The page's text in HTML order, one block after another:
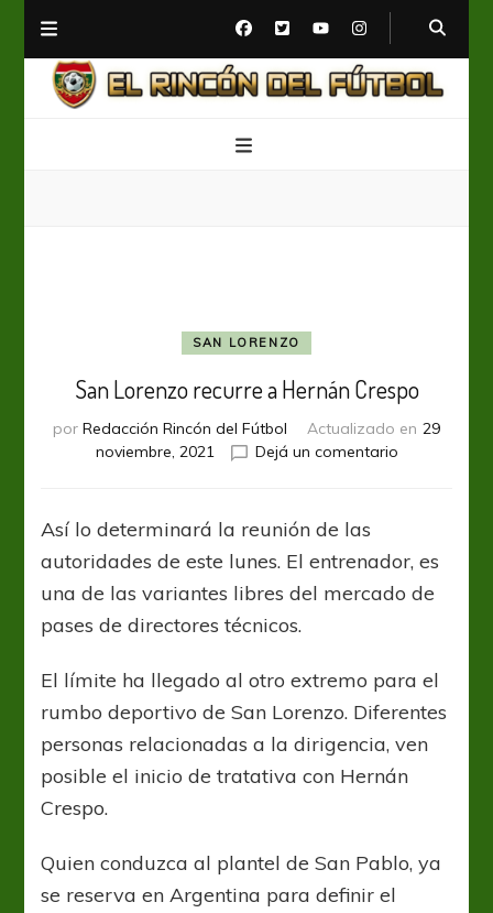
SAN LORENZO
San Lorenzo recurre a Hernán Crespo
por Redacción Rincón del Fútbol Actualizado en 29
noviembre, 2021
Dejá un comentarioen
Hernán
Crespo
Así lo determinará la reunión de las
autoridades de este lunes. El entrenador, es
una de las variantes libres del mercado de
pases de directores técnicos.
El límite ha llegado al otro extremo para el
rumbo deportivo de San Lorenzo. Diferentes
personas relacionadas a la dirigencia, ven
posible el inicio de tratativa con Hernán
Crespo.
Quien conduzca al plantel de San Pablo, ya
se reserva en Argentina para definir el